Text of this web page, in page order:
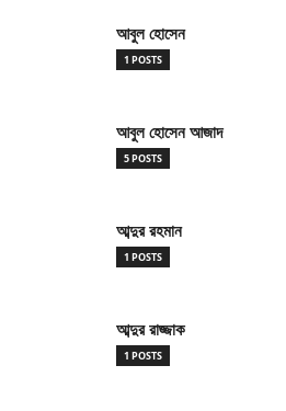
আবুল হোসেন
1 POSTS
আবুল হোসেন আজাদ
5 POSTS
আব্দুর রহমান
1 POSTS
আব্দুর রাজ্জাক
1 POSTS